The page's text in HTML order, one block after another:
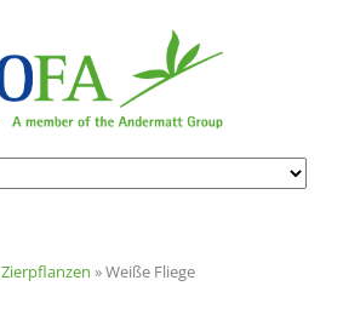
Zierpflanzen »Weiße Fliege